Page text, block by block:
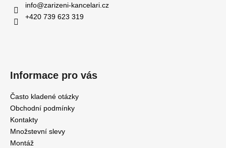
info@zarizeni-kancelari.cz
+420 739 623 319
Informace pro vás
Často kladené otázky
Obchodní podmínky
Kontakty
Množstevní slevy
Montáž